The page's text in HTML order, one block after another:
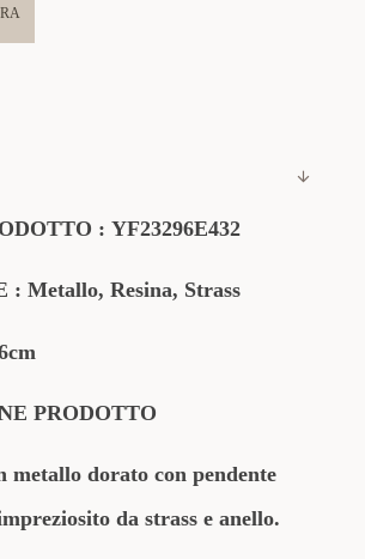
: YF23296E432
: Metallo, Resina, Strass
PRODOTTO
metallo dorato con pendente
da strass e anello.